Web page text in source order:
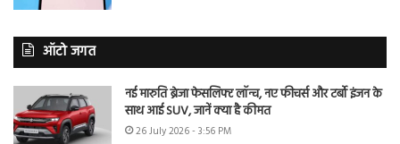
ऑटो जगत
नई मारुति ब्रेजा फेसलिफ्ट लॉन्च, नए फीचर्स और टर्बो इंजन के
साथ आई SUV, जानें क्या है कीमत
26 July 2026 - 3:56 PM